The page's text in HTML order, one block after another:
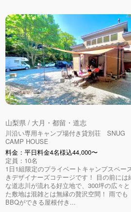
山梨県 / 大月・都留・道志
川沿い専用キャンプ場付き貸別荘 SNUG
CAMP HOUSE
料金：平日料金4名様込44,000〜
定員：10名
1日1組限定のプライベートキャンプスペー
きデザイナーズコテージです！ 目の前には
な道志川が流れる好立地で、300坪の広々と
た敷地は混雑とは無縁の贅沢空間！ 雨でも
BBQができる屋根付き...